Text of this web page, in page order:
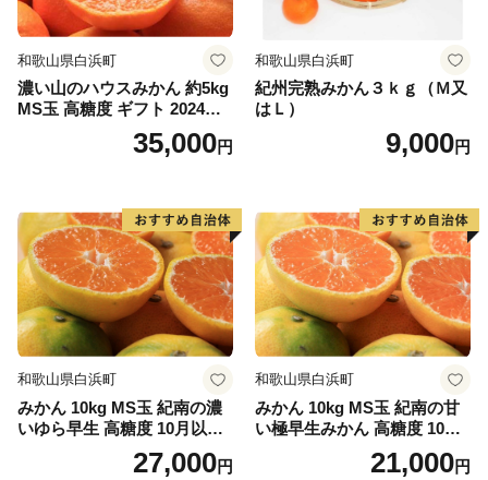
和歌山県白浜町
濃い山のハウスみかん 約5kg
MS玉 高糖度 ギフト 2024年7
35,000円
和歌山県白浜町
紀州完熟みかん３ｋｇ（Ｍ又
はＬ）
9,000円
和歌山県白浜町
みかん 10kg MS玉 紀南の濃
いゆら早生 高糖度 10月以降
発送 マルチ被覆栽培27,000円
和歌山県白浜町
みかん 10kg MS玉 紀南の甘
い極早生みかん 高糖度 10月
以降発送 マルチ被覆栽培
21,000円